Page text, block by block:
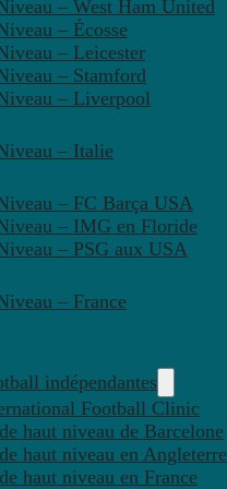
– West Ham United
– Écosse
– Leicester
– Stamford
– Liverpool
– Italie
– FC Barça USA
– IMG en Floride
– PSG aux USA
– France
indépendantes
Football Clinic
haut niveau de Barcelone
haut niveau en Angleterre
haut niveau en France